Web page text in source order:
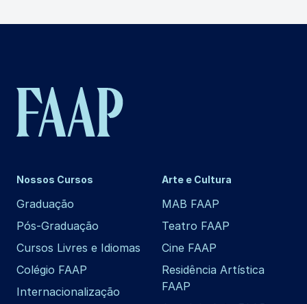
Nossos Cursos
Graduação
Pós-Graduação
Cursos Livres e Idiomas
Colégio FAAP
Internacionalização
Arte e Cultura
MAB FAAP
Teatro FAAP
Cine FAAP
Residência Artística
FAAP